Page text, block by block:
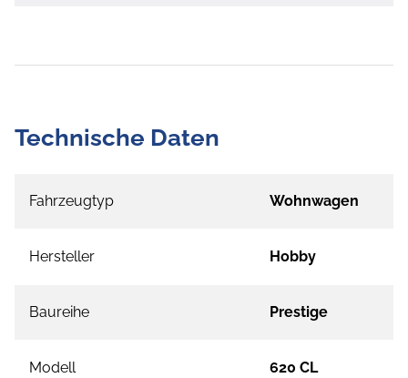
Technische Daten
Fahrzeugtyp Wohnwagen
Hersteller Hobby
Baureihe Prestige
Modell 620 CL